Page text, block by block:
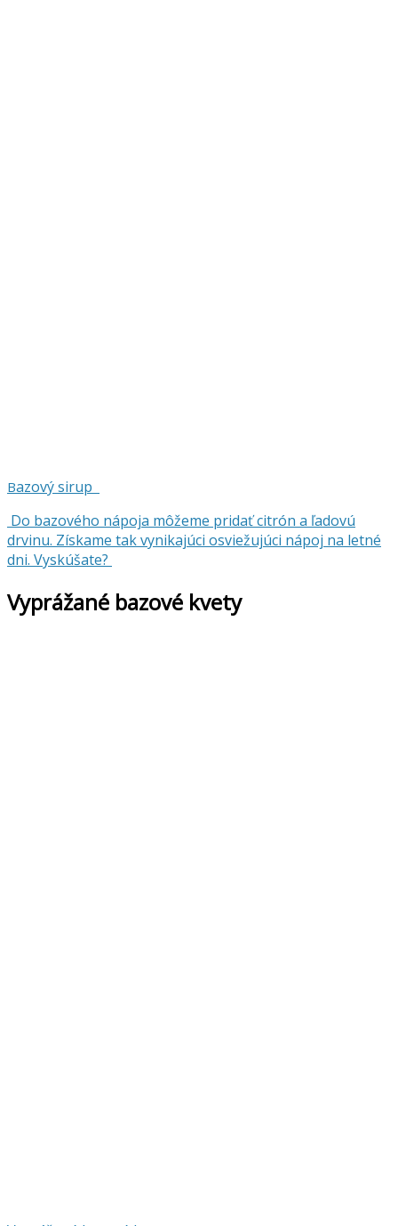
Bazový sirup
Do bazového nápoja môžeme pridať citrón a ľadovú
drvinu. Získame tak vynikajúci osviežujúci nápoj na letné
dni. Vyskúšate?
Vyprážané bazové kvety